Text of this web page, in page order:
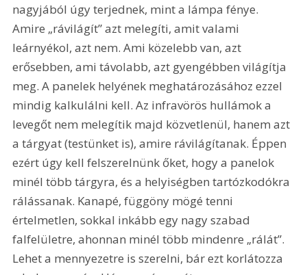
nagyjából úgy terjednek, mint a lámpa fénye.
Amire „rávilágít” azt melegíti, amit valami
leárnyékol, azt nem. Ami közelebb van, azt
erősebben, ami távolabb, azt gyengébben világítja
meg. A panelek helyének meghatározásához ezzel
mindig kalkulálni kell. Az infravörös hullámok a
levegőt nem melegítik majd közvetlenül, hanem azt
a tárgyat (testünket is), amire rávilágítanak. Éppen
ezért úgy kell felszerelnünk őket, hogy a panelok
minél több tárgyra, és a helyiségben tartózkodókra
rálássanak. Kanapé, függöny mögé tenni
értelmetlen, sokkal inkább egy nagy szabad
falfelületre, ahonnan minél több mindenre „rálát”.
Lehet a mennyezetre is szerelni, bár ezt korlátozza